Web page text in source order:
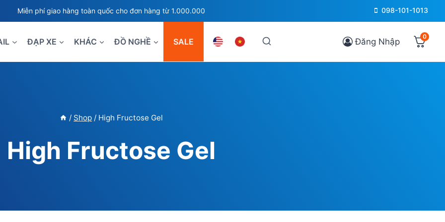
Miễn phí giao hàng toàn quốc cho đơn hàng từ 1.000.000 098-101-1013
ĐẠP XE KHÁC ĐỒ NGHỀ SALE Đăng Nhập 0
/ Shop / High Fructose Gel
High Fructose Gel